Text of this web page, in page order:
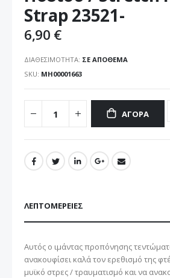
Strap 23521-
6,90 €
ΔΙΑΘΕΣΙΜΌΤΗΤΑ: ΣΕ ΑΠΌΘΕΜΑ
SKU ΜΗ00001663
ΑΓΟΡΆ
ΛΕΠΤΟΜΈΡΕΙΕΣ
Αυτός ο ιμάντας προπόνησης
ανακουφίσει καλά τον ερεθισμό της
μυϊκό στρες / τραυματισμό και να